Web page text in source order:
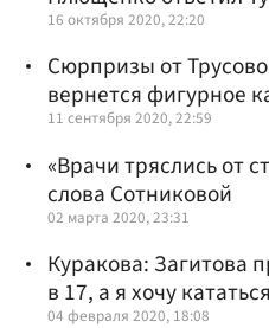
16 октября 2020, 22:20
Сюрпризы от
вернется фигурное
11 сентября 2020, 22:59
«Врачи тряслись от
слова Сотниковой
02 марта 2020, 23:31
Куракова: Загитова
в 17, а я хочу
04 февраля 2020, 18:08